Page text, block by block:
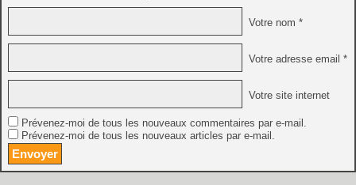
Votre nom *
Votre adresse email *
Votre site internet
Prévenez-moi de tous les nouveaux commentaires par e-mail.
Prévenez-moi de tous les nouveaux articles par e-mail.